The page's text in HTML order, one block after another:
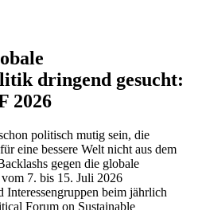
dringend gesucht:
2026
politisch mutig sein, die
eine bessere Welt nicht aus dem
gegen die globale
7. bis 15. Juli 2026
Interessengruppen beim jährlich
Forum on Sustainable